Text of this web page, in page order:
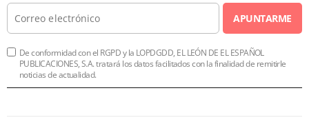
APUNTARME
De conformidad con el RGPD y la LOPDGDD, EL LEÓN DE EL ESPAÑOL
PUBLICACIONES, S.A. tratará los datos facilitados con la finalidad de remitirle
noticias de actualidad.